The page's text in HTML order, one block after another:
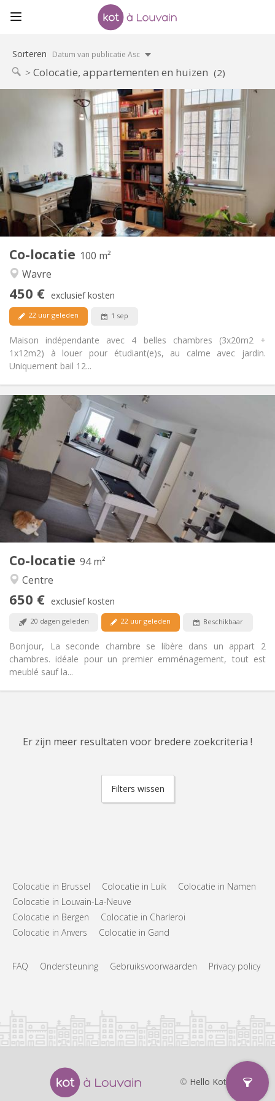
Sorteren Datum van publicatie Asc
Colocatie, appartementen en huizen (2)
Co-locatie 100 m²
Wavre
450 € exclusief kosten
22 uur geleden 1 sep
Maison indépendante avec 4 belles chambres (3x20m2 +
1x12m2) à louer pour étudiant(e)s, au calme avec jardin.
Uniquement bail 12...
Praktische Informatie
450 €
Kosten:
50 €
12 maanden
Domiciliëring:
Nee
Inrichting
Badkamer:
Gemeenschappelijk
Gemeenschappelijk
Oppervlakte:
100 m
2
Private kamers:
5
Co-locatie 94 m²
Centre
650 € exclusief kosten
20 dagen geleden 22 uur geleden Beschikbaar
Bonjour, La seconde chambre se libère dans un appart 2
chambres. idéale pour un premier emménagement, tout est
meublé sauf la...
12 maanden, 11 maanden, 10 maanden
Toegelaten
Badkamer:
Gemeenschappelijk
Keuken:
Gemeenschappelijk
Oppervlakte:
94 m
2
Private kamers:
1
Toegestaan
Er zijn meer resultaten voor bredere zoekcriteria !
Filters wissen
Colocatie in Brussel Colocatie in Luik
Colocatie in Namen
Colocatie in Louvain-La-Neuve
Colocatie in Bergen
Colocatie in Charleroi
Colocatie in Anvers
Colocatie in Gand
FAQ Ondersteuning Gebruiksvoorwaarden Privacy policy
© Hello Kot